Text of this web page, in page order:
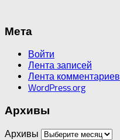
Мета
Войти
Лента записей
Лента комментариев
WordPress.org
Архивы
Архивы